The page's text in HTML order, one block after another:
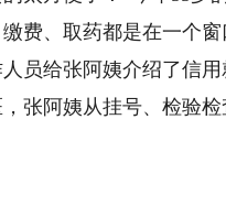
费、取药都是在一个
员给张阿姨介绍了信
张阿姨从挂号、检验